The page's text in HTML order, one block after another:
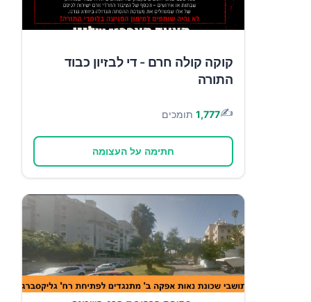
קוקה קולה חרם - די לבזיון כבוד
התורה
✍️
1,777 תומכים
חתימה על העצומה